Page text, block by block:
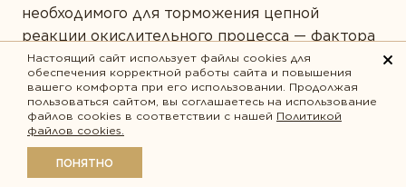
необходимого для торможения цепной
реакции окислительного процесса — фактора
образованиябляшек в артериях и развития
атеросклероза².
«Селен»— источник легкоусвояемого селена
для оптимальной антиоксидантной защиты
сердца.
Настоящий сайт использует файлы cookies для
обеспечения корректной работы сайта и повышения
вашего комфорта при его использовании. Продолжая
пользоваться сайтом, вы соглашаетесь на использование
файлов cookies в соответствии с нашей Политикой
файлов cookies.
ПОНЯТНО